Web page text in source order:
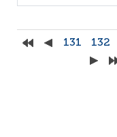
131 132